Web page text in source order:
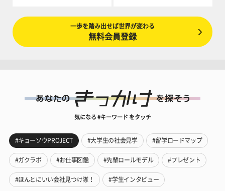
一歩を踏み出せば世界が変わる
無料会員登録
気になる #キーワード をタッチ
#キョーソウPROJECT #大学生の社会見学 #留学ロードマップ
#ガクラボ #お仕事図鑑 #先輩ロールモデル #プレゼント
#ほんとにいい会社見つけ隊！ #学生インタビュー